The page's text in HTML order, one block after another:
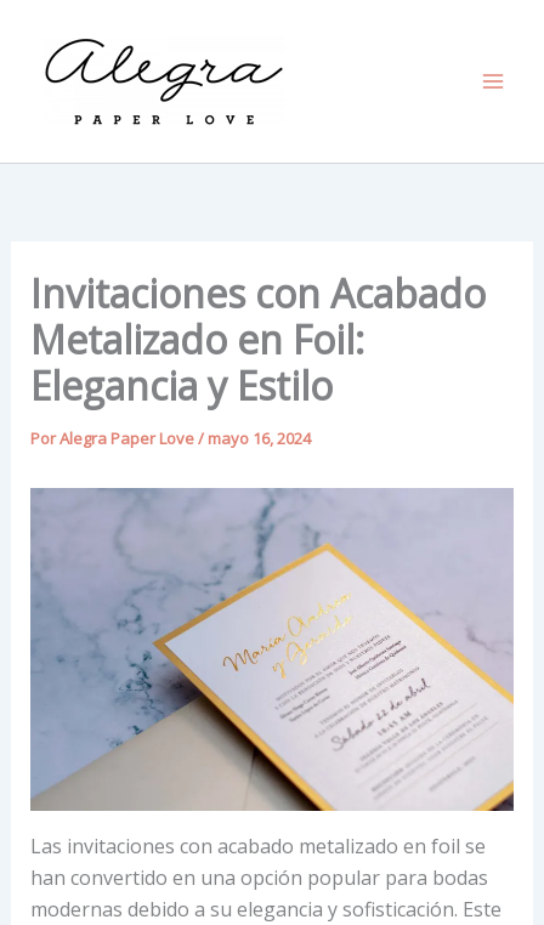
contenido
Invitaciones con Acabado
Metalizado en Foil:
Elegancia y Estilo
PorAlegra Paper Love/ mayo 16, 2024
Las invitaciones con acabado metalizado en foil se
han convertido en una opción popular para bodas
modernas debido a su elegancia y sofisticación. Este